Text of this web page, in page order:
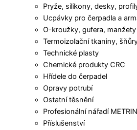
Pryže, silikony, desky,
Ucpávky pro čerpadla a
O-kroužky, gufera, manžety
Termoizolační tkaniny,
Technické plasty
Chemické produkty CRC
Hřídele do čerpadel
Opravy potrubí
Ostatní těsnění
Profesionální nářadí
Příslušenství